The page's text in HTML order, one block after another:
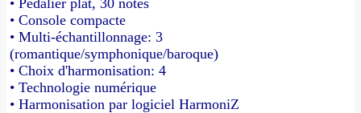
• Pédalier plat, 30 notes
• Console compacte
• Multi-échantillonnage: 3
(romantique/symphonique/baroque)
• Choix d'harmonisation: 4
• Technologie numérique
• Harmonisation par logiciel HarmoniZ